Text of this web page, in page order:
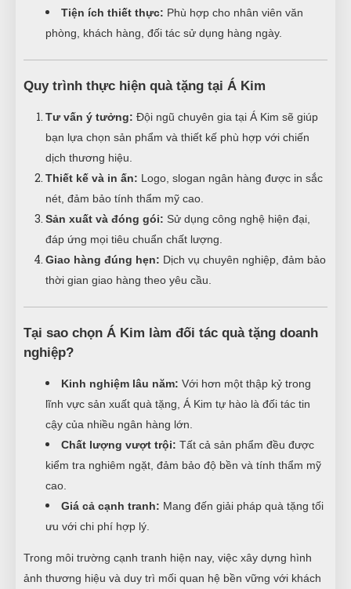
Tiện ích thiết thực: Phù hợp cho nhân viên văn
phòng, khách hàng, đối tác sử dụng hàng ngày.
Quy trình thực hiện quà tặng tại Á Kim
Tư vấn ý tưởng: Đội ngũ chuyên gia tại Á Kim sẽ giúp
bạn lựa chọn sản phẩm và thiết kế phù hợp với chiến
dịch thương hiệu.
Thiết kế và in ấn: Logo, slogan ngân hàng được in sắc
nét, đảm bảo tính thẩm mỹ cao.
Sản xuất và đóng gói: Sử dụng công nghệ hiện đại,
đáp ứng mọi tiêu chuẩn chất lượng.
Giao hàng đúng hẹn: Dịch vụ chuyên nghiệp, đảm bảo
thời gian giao hàng theo yêu cầu.
Tại sao chọn Á Kim làm đối tác quà tặng doanh
nghiệp?
Kinh nghiệm lâu năm: Với hơn một thập kỷ trong
lĩnh vực sản xuất quà tặng, Á Kim tự hào là đối tác tin
cậy của nhiều ngân hàng lớn.
Chất lượng vượt trội: Tất cả sản phẩm đều được
kiểm tra nghiêm ngặt, đảm bảo độ bền và tính thẩm mỹ
cao.
Giá cả cạnh tranh: Mang đến giải pháp quà tặng tối
ưu với chi phí hợp lý.
Trong môi trường cạnh tranh hiện nay, việc xây dựng hình
ảnh thương hiệu và duy trì mối quan hệ bền vững với khách